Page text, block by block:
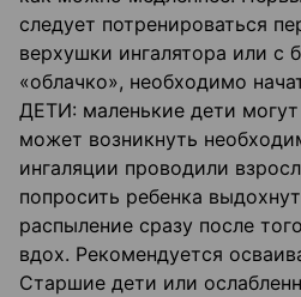
следует потренироваться
верхушки ингалятора или с
«облачко», необходимо
ДЕТИ: маленькие дети
может возникнуть
ингаляции проводили
попросить ребенка
распыление сразу после
вдох. Рекомендуется
Старшие дети или